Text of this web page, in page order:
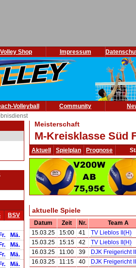
Volley Shop Impressum
Volleyball Community
BSV
Fr.
Mä.
Fr.
Mä.
Fr.
Mä.
Fr.
Mä.
Meisterschaft
M-Kreisklasse Süd
Aktuell Spielplan Prognose
aktuelle Spiele
Datum Zeit Nr.
Team A
15.03.25
15:00 41
TV Lieblos II(H)
15.03.25
15:15 42
TV Lieblos II(H)
16.03.25
11:00 39
DJK Freigericht
16.03.25
11:15 40 DJK Freigericht